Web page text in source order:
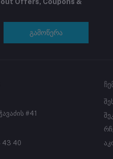
გამოწერა
#41
43 40